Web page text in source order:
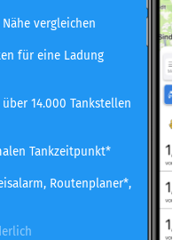
vergleichen
für eine Ladung
14.000 Tankstellen
Tankzeitpunkt*
Routenplaner*,